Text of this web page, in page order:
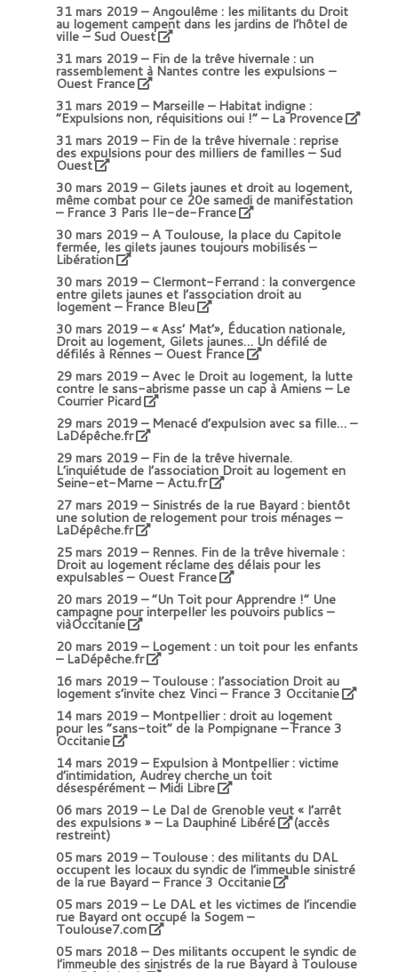
31 mars 2019 –Angoulême : les militants du Droit
au logement campent dans les jardins de l’hôtel de
ville – Sud Ouest
31 mars 2019 –Fin de la trêve hivernale : un
rassemblement à Nantes contre les expulsions –
Ouest France
31 mars 2019 –Marseille – Habitat indigne :
“Expulsions non, réquisitions oui !” – La Provence
31 mars 2019 –Fin de la trêve hivernale : reprise
des expulsions pour des milliers de familles – Sud
Ouest
30 mars 2019 – Gilets jaunes et droit au logement,
même combat pour ce 20e samedi de manifestation
– France 3 Paris Ile-de-France
30 mars 2019 –A Toulouse, la place du Capitole
fermée, les gilets jaunes toujours mobilisés –
Libération
30 mars 2019 – Clermont-Ferrand : la convergence
entre gilets jaunes et l’association droit au
logement – France Bleu
30 mars 2019 –« Ass’ Mat’», Éducation nationale,
Droit au logement, Gilets jaunes… Un défilé de
défilés à Rennes – Ouest France
29 mars 2019 –Avec le Droit au logement, la lutte
contre le sans-abrisme passe un cap à Amiens – Le
Courrier Picard
29 mars 2019 –Menacé d’expulsion avec sa fille… –
LaDépêche.fr
29 mars 2019 –Fin de la trêve hivernale.
L’inquiétude de l’association Droit au logement en
Seine-et-Marne – Actu.fr
27 mars 2019 –Sinistrés de la rue Bayard : bientôt
une solution de relogement pour trois ménages –
LaDépêche.fr
25 mars 2019 –Rennes. Fin de la trêve hivernale :
Droit au logement réclame des délais pour les
expulsables – Ouest France
20 mars 2019 –“Un Toit pour Apprendre !” Une
campagne pour interpeller les pouvoirs publics –
viàOccitanie
20 mars 2019 –Logement : un toit pour les enfants
– LaDépêche.fr
16 mars 2019 –Toulouse : l’association Droit au
logement s’invite chez Vinci – France 3 Occitanie
14 mars 2019 –Montpellier : droit au logement
pour les “sans-toit” de la Pompignane – France 3
Occitanie
14 mars 2019 –Expulsion à Montpellier : victime
d’intimidation, Audrey cherche un toit
désespérément – Midi Libre
06 mars 2019 –Le Dal de Grenoble veut « l’arrêt
des expulsions » – La Dauphiné Libéré (accès
restreint)
05 mars 2019 –Toulouse : des militants du DAL
occupent les locaux du syndic de l’immeuble sinistré
de la rue Bayard – France 3 Occitanie
05 mars 2019 –Le DAL et les victimes de l’incendie
rue Bayard ont occupé la Sogem –
Toulouse7.com
05 mars 2018 –Des militants occupent le syndic de
l’immeuble des sinistrés de la rue Bayard à Toulouse